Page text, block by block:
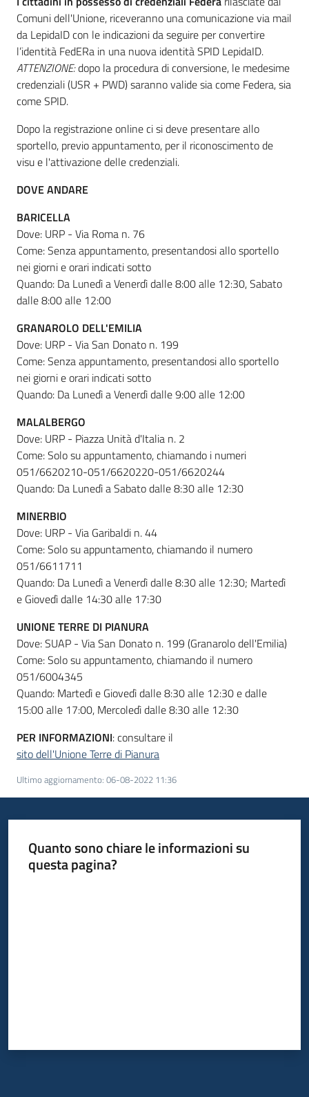
Comuni dell'Unione, riceveranno una comunicazione via mail
da LepidaID con le indicazioni da seguire per convertire
l’identità FedERa in una nuova identità SPID LepidaID.
ATTENZIONE:dopo la procedura di conversione, le medesime
credenziali (USR + PWD) saranno valide sia come Federa, sia
come SPID.
Dopo la registrazione online ci si deve presentare allo
sportello, previo appuntamento, per il riconoscimento de
visu e l'attivazione delle credenziali.
DOVE ANDARE
BARICELLA
Dove: URP - Via Roma n. 76
Come: Senza appuntamento, presentandosi allo sportello
nei giorni e orari indicati sotto
Quando: Da Lunedì a Venerdì dalle 8:00 alle 12:30, Sabato
dalle 8:00 alle 12:00
GRANAROLO DELL'EMILIA
Dove: URP - Via San Donato n. 199
Come: Senza appuntamento, presentandosi allo sportello
nei giorni e orari indicati sotto
Quando: Da Lunedì a Venerdì dalle 9:00 alle 12:00
MALALBERGO
Dove: URP - Piazza Unità d'Italia n. 2
Come: Solo su appuntamento, chiamando i numeri
051/6620210-051/6620220-051/6620244
Quando: Da Lunedì a Sabato dalle 8:30 alle 12:30
MINERBIO
Dove: URP - Via Garibaldi n. 44
Come: Solo su appuntamento, chiamando il numero
051/6611711
Quando: Da Lunedì a Venerdì dalle 8:30 alle 12:30; Martedì
e Giovedì dalle 14:30 alle 17:30
UNIONE TERRE DI PIANURA
Dove: SUAP - Via San Donato n. 199 (Granarolo dell'Emilia)
Come: Solo su appuntamento, chiamando il numero
051/6004345
Quando: Martedì e Giovedì dalle 8:30 alle 12:30 e dalle
15:00 alle 17:00, Mercoledì dalle 8:30 alle 12:30
PER INFORMAZIONI: consultare il
sito dell'Unione Terre di Pianura
Ultimo aggiornamento: 06-08-2022 11:36
Quanto sono chiare le informazioni su
questa pagina?